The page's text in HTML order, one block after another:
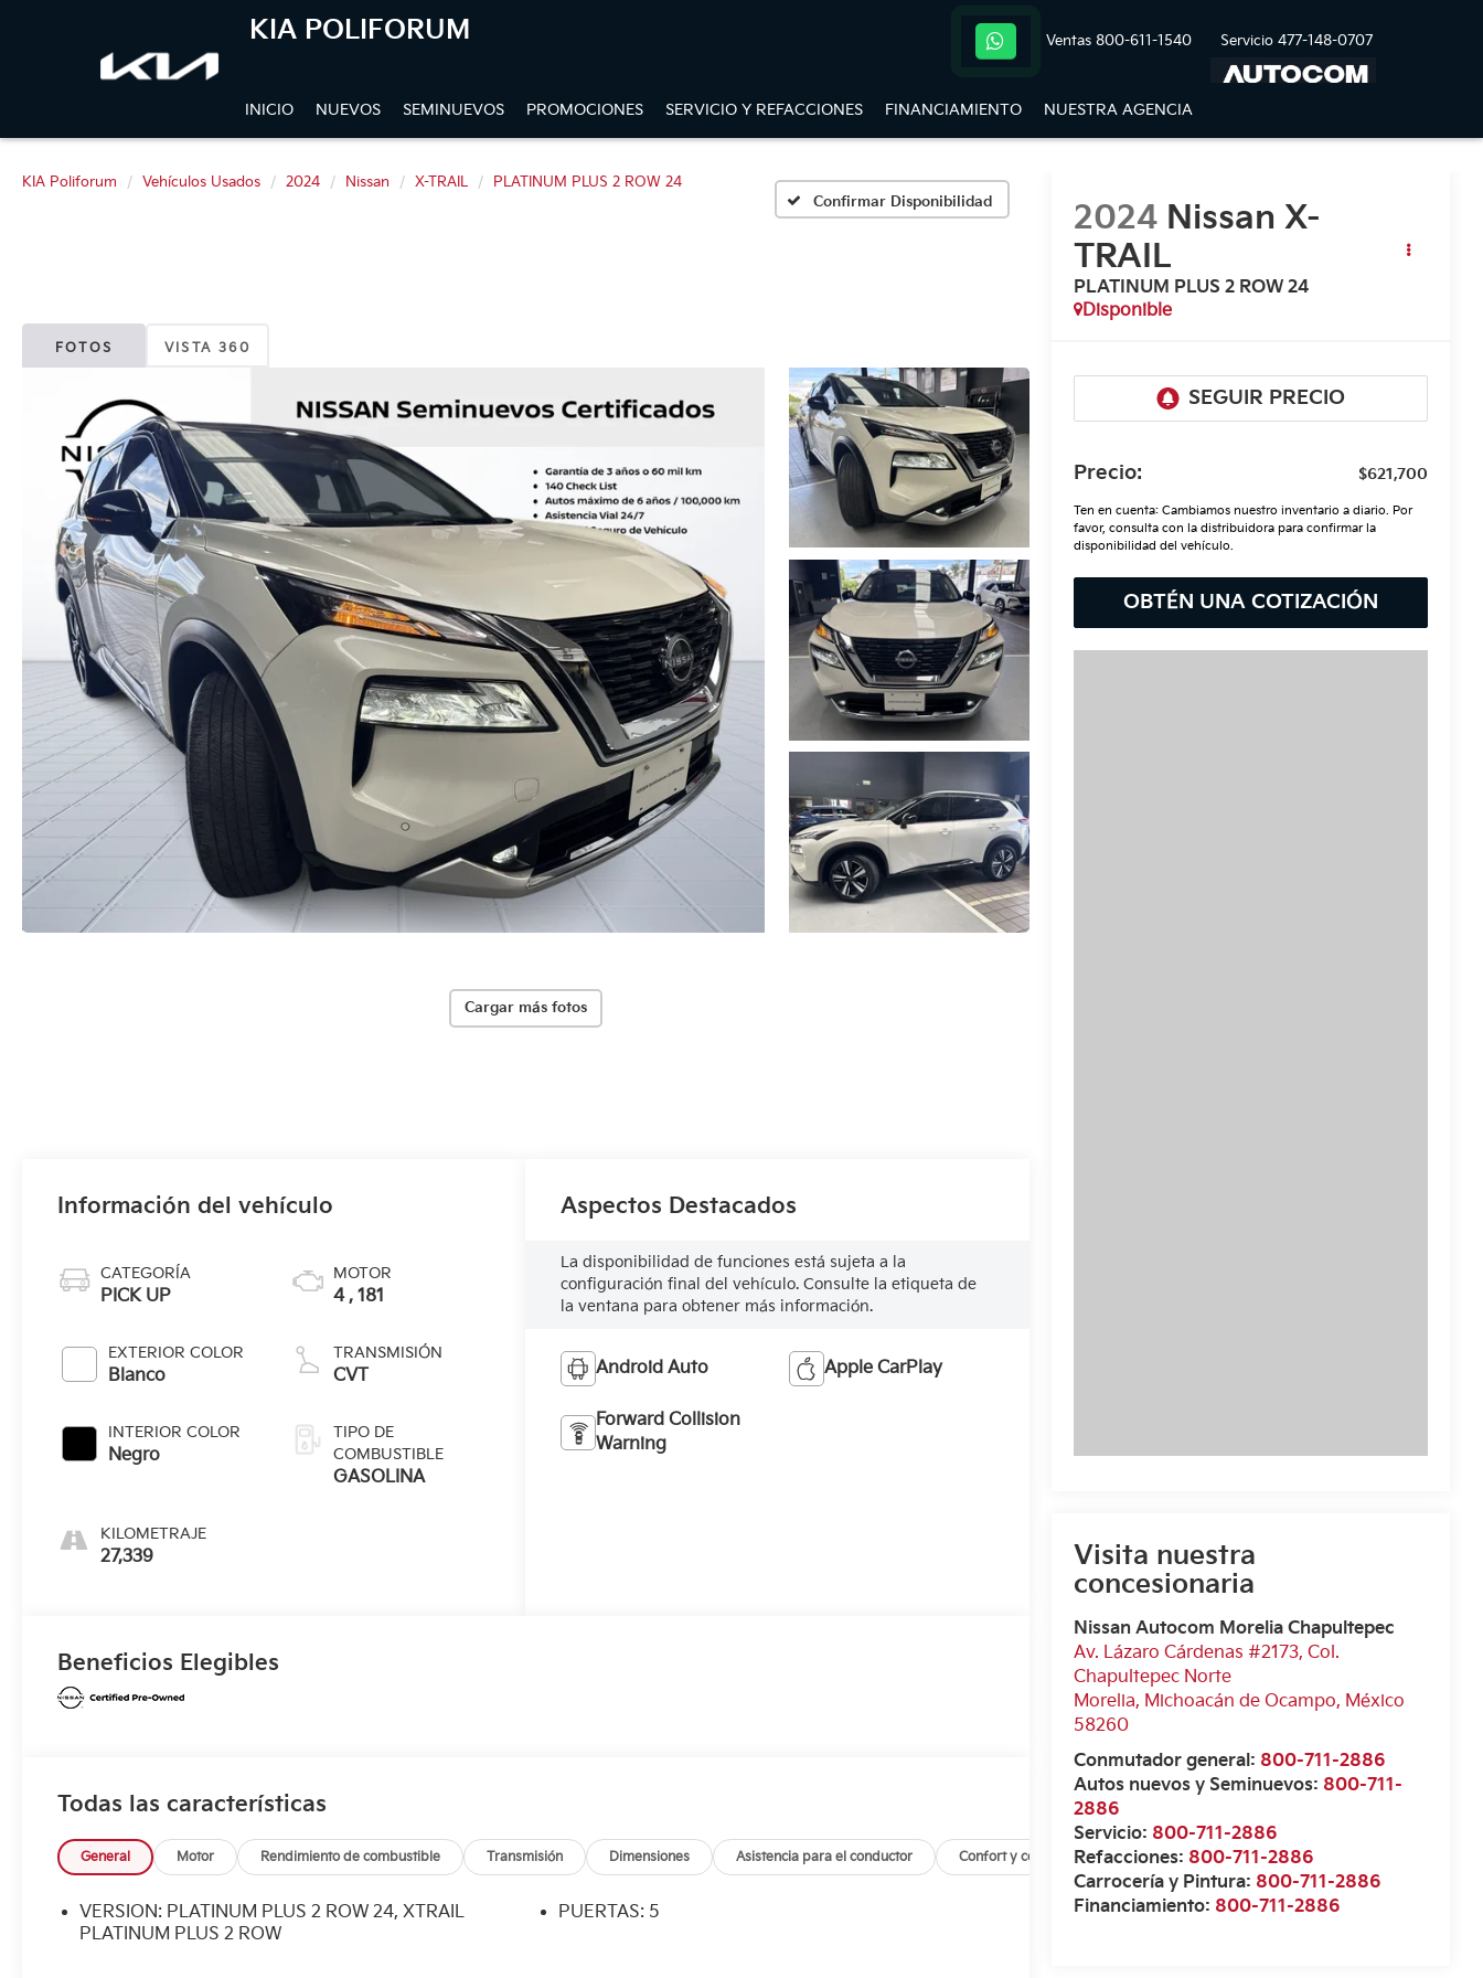
KIA POLIFORUM Ventas 800-611-1540 Servicio 477-148-0707
INICIO NUEVOS SEMINUEVOS PROMOCIONES SERVICIO Y REFACCIONES FINANCIAMIENTO NUESTRA AGENCIA
KIA Poliforum Vehículos Usados 2024 Nissan X-TRAIL
PLATINUM PLUS 2 ROW 24
Confirmar Disponibilidad
FOTOS VISTA 360
Cargar más fotos
2024 Nissan X-
TRAIL
PLATINUM PLUS 2 ROW 24
Disponible
Precio: $621,700
Ten en cuenta: Cambiamos nuestro inventario a diario. Por
favor, consulta con la distribuidora para confirmar la
disponibilidad del vehículo.
OBTÉN UNA COTIZACIÓN
Visita nuestra
concesionaria
Nissan Autocom Morelia Chapultepec
Av. Lázaro Cárdenas #2173, Col.
Chapultepec Norte
Morelia, Michoacán de Ocampo, México
58260
Conmutador general: 800-711-2886
Autos nuevos y Seminuevos: 800-711-
2886
Servicio: 800-711-2886
Refacciones: 800-711-2886
Carrocería y Pintura: 800-711-2886
Financiamiento: 800-711-2886
Información del vehículo
CATEGORÍA
PICK UP
EXTERIOR COLOR
Blanco
INTERIOR COLOR
Negro
KILOMETRAJE
27,339
MOTOR
4 , 181
TRANSMISIÓN
CVT
TIPO DE
COMBUSTIBLE
GASOLINA
Aspectos Destacados
La disponibilidad de funciones está sujeta a la
configuración final del vehículo. Consulte la etiqueta de
la ventana para obtener más información.
Android Auto Apple CarPlay
Forward Collision
Warning
Beneficios Elegibles
Todas las características
General Motor Rendimiento de combustible Transmisión Dimensiones Asistencia para el conductor Confort y conveniencia Exterior Infoentretenimiento
VERSION: PLATINUM PLUS 2 ROW 24, XTRAIL
PLATINUM PLUS 2 ROW
PUERTAS: 5